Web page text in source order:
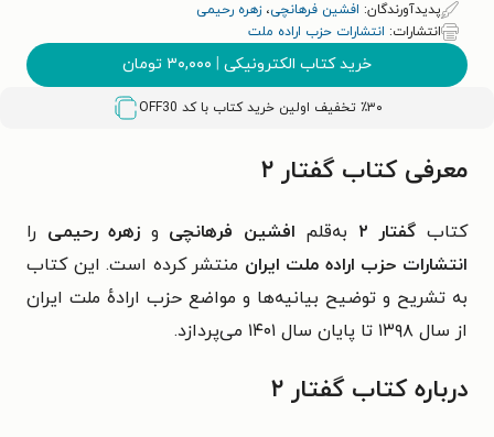
پدیدآورندگان: افشین فرهانچی، زهره رحیمی
انتشارات: انتشارات حزب اراده ملت
خرید کتاب الکترونیکی | ۳۰,۰۰۰ تومان
٪۳۰ تخفیف اولین خرید کتاب با کد OFF30
معرفی کتاب گفتار ۲
کتاب گفتار ۲ به‌قلم افشین فرهانچی و زهره رحیمی را
انتشارات حزب اراده ملت ایران منتشر کرده است. این کتاب
به تشریح و توضیح بیانیه‌ها و مواضع حزب ارادهٔ ملت ایران
از سال ۱۳۹۸ تا پایان سال ۱۴۰۱ می‌پردازد.
درباره کتاب گفتار ۲